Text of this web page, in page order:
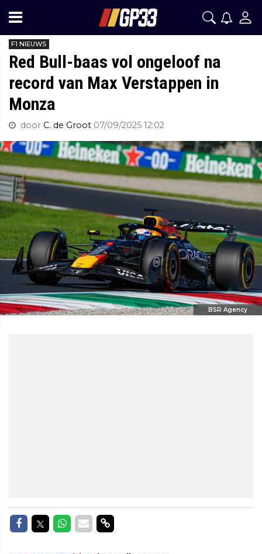
F1 NIEUWS
Red Bull-baas vol ongeloof na
record van Max Verstappen in
Monza
door C. de Groot 07/09/2025 12:02
BSR Agency
Delen op Facebook
Delen op Twitter
Delen op Whatsapp
Delen via Mail
Delen via link